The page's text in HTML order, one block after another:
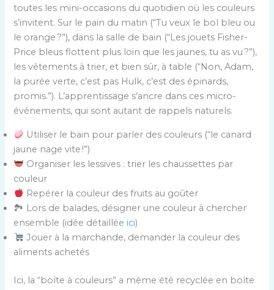
toutes les mini-occasions du quotidien où les couleurs
s’invitent. Sur le pain du matin (“Tu veux le bol bleu ou
le orange ?”), dans la salle de bain (“Les jouets Fisher-
Price bleus flottent plus loin que les jaunes, tu as vu ?”),
les vêtements à trier, et bien sûr, à table (“Non, Adam,
la purée verte, c’est pas Hulk, c’est des épinards,
promis.”). L’apprentissage s’ancre dans ces micro-
événements, qui sont autant de rappels naturels.
Utiliser le bain pour parler des couleurs (“le canard
jaune nage vite !”)
Organiser les lessives : trier les chaussettes par
couleur
Repérer la couleur des fruits au goûter
🏞 Lors de balades, désigner une couleur à chercher
ensemble (idée détaillée ici)
Jouer à la marchande, demander la couleur des
aliments achetés
Ici, la “boîte à couleurs” a même été recyclée en boîte